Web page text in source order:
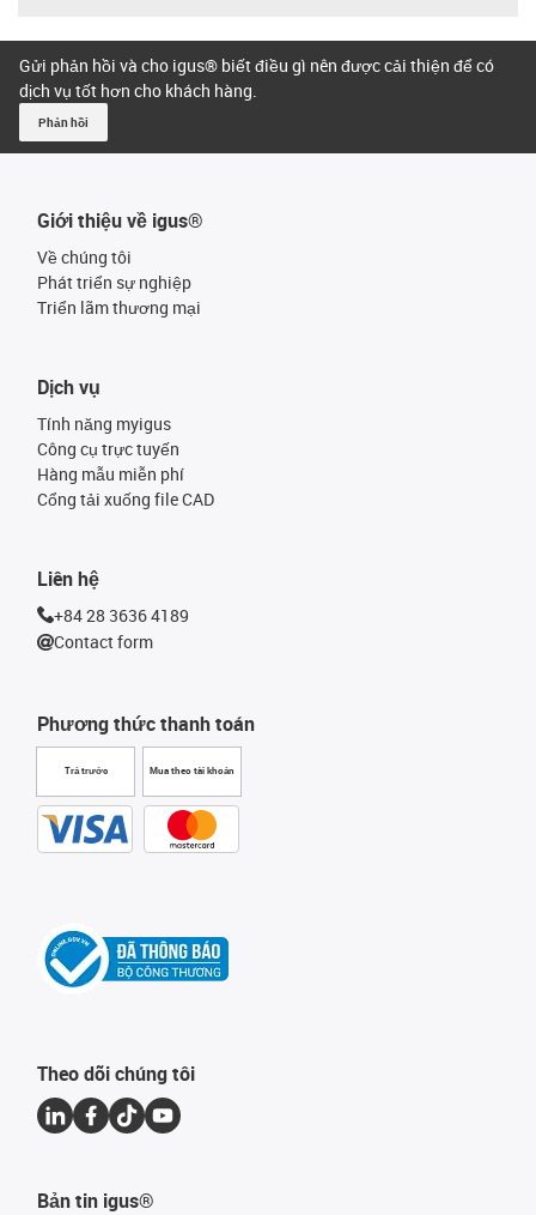
Gửi phản hồi và cho igus® biết điều gì nên được cải thiện để có
dịch vụ tốt hơn cho khách hàng.
Phản hồi
Giới thiệu về igus®
Về chúng tôi
Phát triển sự nghiệp
Triển lãm thương mại
Phương thức thanh toán
Trả trước Mua theo tài khoản
Dịch vụ
Tính năng myigus
Công cụ trực tuyến
Hàng mẫu miễn phí
Cổng tải xuống file CAD
Liên hệ
+84 28 3636 4189
Contact form
Theo dõi chúng tôi
Bản tin igus®